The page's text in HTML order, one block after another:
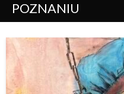
POZNANIU